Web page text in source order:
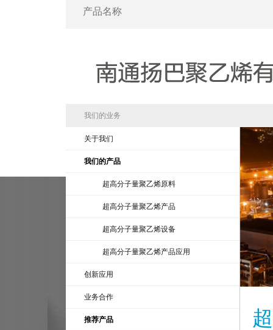
我们的业务
关于我们
我们的产品
超高分子量聚乙烯原料
超高分子量聚乙烯产品
超高分子量聚乙烯设备
超高分子量聚乙烯产品应用
创新应用
业务合作
推荐产品